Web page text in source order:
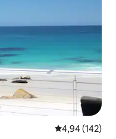
Gemiddelde
4,94 (142)